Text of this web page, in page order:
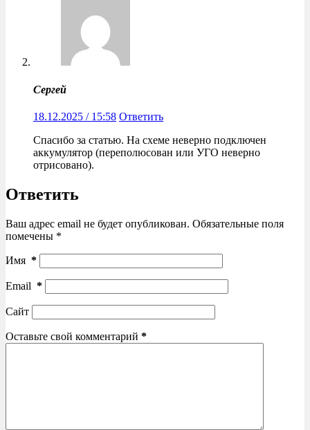
Сергей
18.12.2025 / 15:58 Ответить
Спасибо за статью. На схеме неверно подключен
аккумулятор (переполюсован или УГО неверно
отрисовано).
Ответить
Ваш адрес email не будет опубликован. Обязательные поля
помечены *
Имя *
Email *
Сайт
Оставьте свой комментарий *